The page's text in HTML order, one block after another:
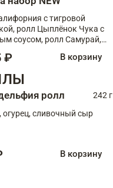
с тигровой
ролл Цыплёнок Чука с
соусом, ролл Самурай,
₽ В корзину
ролл
242 г
огурец, сливочный сыр
В корзину